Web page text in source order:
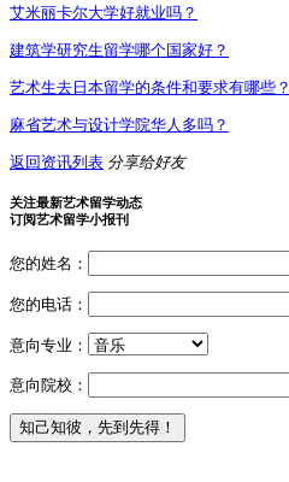
艾米丽卡尔大学好就业吗？
建筑学研究生留学哪个国家好？
艺术生去日本留学的条件和要求有哪些？
麻省艺术与设计学院华人多吗？
返回资讯列表 分享给好友
关注最新艺术留学动态
订阅艺术留学小报刊
您的姓名：
您的电话：
意向专业：
意向院校：